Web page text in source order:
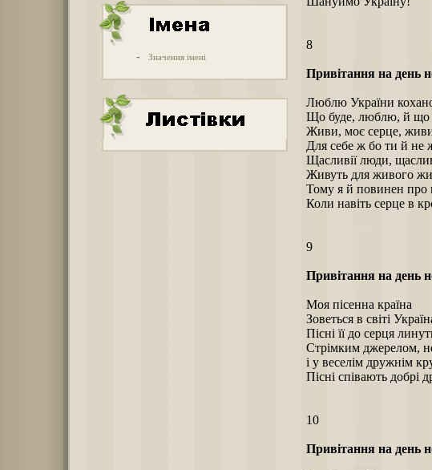
- Значення імені
8
Привітання на день
Люблю України
Що буде, люблю, й що
Живи, моє серце,
Для себе ж бо ти й не
Щасливії люди,
Живуть для живого
Тому я й повинен про
Коли навіть серце в
9
Привітання на день
Моя пісенна країна
Зоветься в світі
Пісні її до серця
Стрімким джерелом,
і у веселім дружнім
Пісні співають добрі
10
Привітання на день